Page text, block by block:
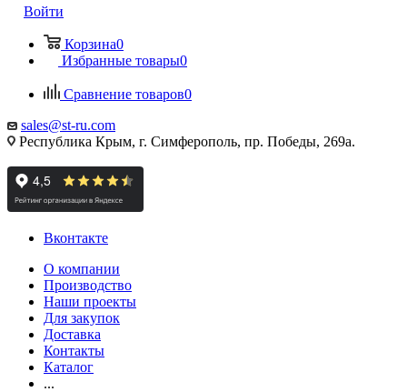
Войти
Корзина0
Избранные товары0
Сравнение товаров0
sales@st-ru.com
Республика Крым, г. Симферополь, пр. Победы, 269а.
Вконтакте
О компании
Производство
Наши проекты
Для закупок
Доставка
Контакты
Каталог
...